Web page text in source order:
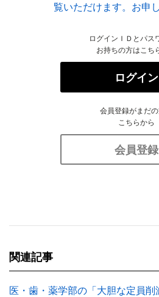
覧いただけます。お申
ログインＩＤとパス
お持ちの方はこち
ログイン
会員登録がまだ
こちらから
会員登録
関連記事
医・歯・薬学部の「大胆な定員削